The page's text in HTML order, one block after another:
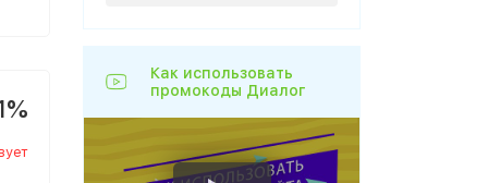
Как использовать
промокоды Диалог